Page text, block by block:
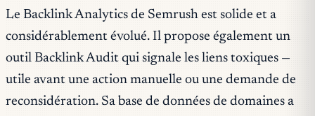
Le Backlink Analytics de Semrush est solide et a
considérablement évolué. Il propose également un
outil Backlink Audit qui signale les liens toxiques —
utile avant une action manuelle ou une demande de
reconsidération. Sa base de données de domaines a